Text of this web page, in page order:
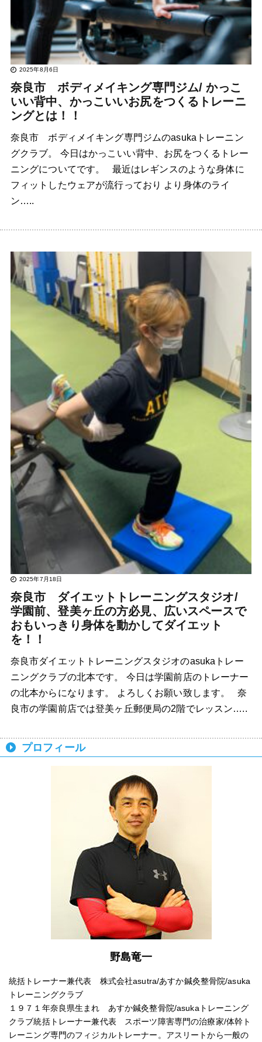
2025年8月6日
奈良市 ボディメイキング専門ジム/ かっこ
いい背中、かっこいいお尻をつくるトレーニ
ングとは！！
奈良市 ボディメイキング専門ジムのasukaトレーニン
グクラブ。 今日はかっこいい背中、お尻をつくるトレー
ニングについてです。 最近はレギンスのような身体に
フィットしたウェアが流行っており より身体のライ
ン…..
2025年7月18日
奈良市 ダイエットトレーニングスタジオ/
学園前、登美ヶ丘の方必見、広いスペースで
おもいっきり身体を動かしてダイエット
を！！
奈良市ダイエットトレーニングスタジオのasukaトレー
ニングクラブの北本です。 今日は学園前店のトレーナー
の北本からになります。 よろしくお願い致します。 奈
良市の学園前店では登美ヶ丘郵便局の2階でレッスン…..
プロフィール
野島竜一
統括トレーナー兼代表 株式会社asutra/あすか鍼灸整骨院/asuka
トレーニングクラブ
１９７１年奈良県生まれ あすか鍼灸整骨院/asukaトレーニング
クラブ統括トレーナー兼代表 スポーツ障害専門の治療家/体幹ト
レーニング専門のフィジカルトレーナー。アスリートから一般の